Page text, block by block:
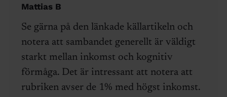
Mattias B
Se gärna på den länkade källartikeln och
notera att sambandet generellt är väldigt
starkt mellan inkomst och kognitiv
förmåga. Det är intressant att notera att
rubriken avser de 1% med högst inkomst.